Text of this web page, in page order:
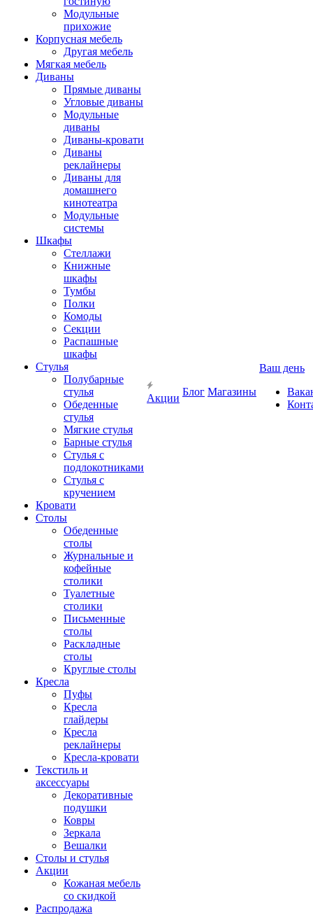
Модульные
прихожие
Корпусная мебель
Другая мебель
Мягкая мебель
Диваны
Прямые диваны
Угловые диваны
Модульные
диваны
Диваны-кровати
Диваны
реклайнеры
Диваны для
домашнего
кинотеатра
Модульные
системы
Шкафы
Стеллажи
Книжные
шкафы
Тумбы
Полки
Комоды
Секции
Распашные
шкафы
Стулья
Полубарные
стулья
Обеденные
стулья
Мягкие стулья
Барные стулья
Стулья с
подлокотниками
Стулья с
кручением
Кровати
Столы
Обеденные
столы
Журнальные и
кофейные
столики
Туалетные
столики
Письменные
столы
Раскладные
столы
Круглые столы
Кресла
Пуфы
Кресла
глайдеры
Кресла
реклайнеры
Кресла-кровати
Текстиль и
аксессуары
Декоративные
подушки
Ковры
Зеркала
Вешалки
Столы и стулья
Акции
Кожаная мебель
со скидкой
Распродажа
Акции
Блог Магазины
Ваш день